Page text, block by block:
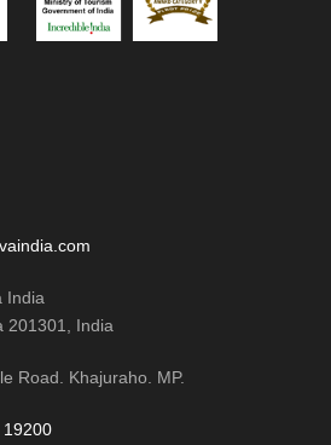
India
201301, India
Road. Khajuraho. MP.
19200